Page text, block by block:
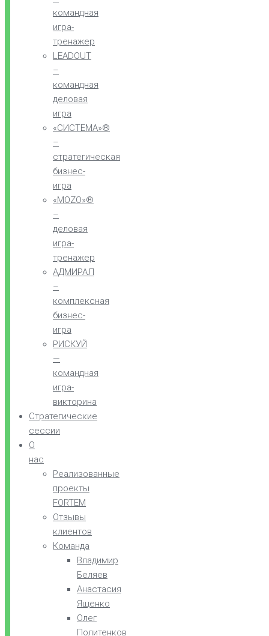
командная
игра-
тренажер
LEADOUT
–
командная
деловая
игра
«СИСТЕМА»®
–
стратегическая
бизнес-
игра
«MOZO»®
–
деловая
игра-
тренажер
АДМИРАЛ
–
комплексная
бизнес-
игра
РИСКУЙ
—
командная
игра-
викторина
Стратегические
сессии
О
нас
Реализованные
проекты
FORTEM
Отзывы
клиентов
Команда
Владимир
Беляев
Анастасия
Ященко
Олег
Политенков